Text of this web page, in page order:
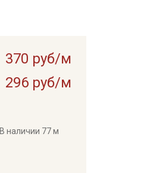
370 руб/м
296 руб/м
В наличии 77 м